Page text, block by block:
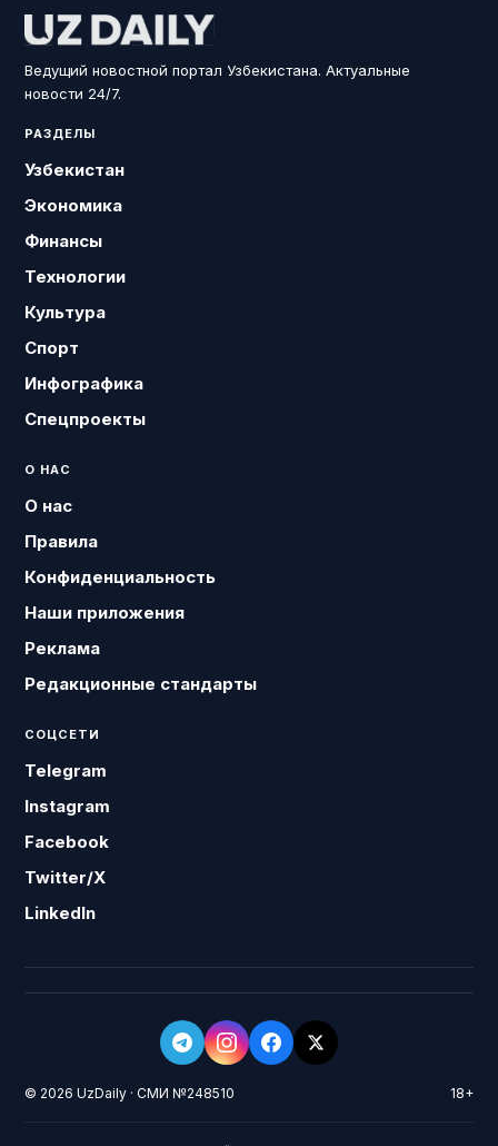
Ведущий новостной портал Узбекистана. Актуальные
новости 24/7.
РАЗДЕЛЫ
Узбекистан
Экономика
Финансы
Технологии
Культура
Спорт
Инфографика
Спецпроекты
О НАС
О нас
Правила
Конфиденциальность
Наши приложения
Реклама
Редакционные стандарты
СОЦСЕТИ
Telegram
Instagram
Facebook
Twitter/X
LinkedIn
© 2026 UzDaily · СМИ №248510 18+